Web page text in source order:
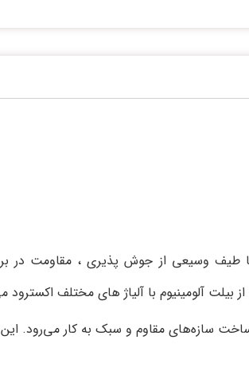
طیف وسیعی از جوش پذیری ، مقاومت در
بیلت آلومینیوم با آلیاژ های مختلف اکسترود
سازه‌های مقاوم و سبک به کار می‌رود. این